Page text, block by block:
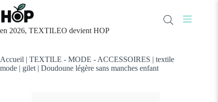
Passer
au
contenu
en 2026, TEXTILEO devient HOP
Accueil | TEXTILE - MODE - ACCESSOIRES | textile
mode | gilet | Doudoune légère sans manches enfant